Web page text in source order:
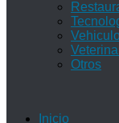
Otros
Inicio